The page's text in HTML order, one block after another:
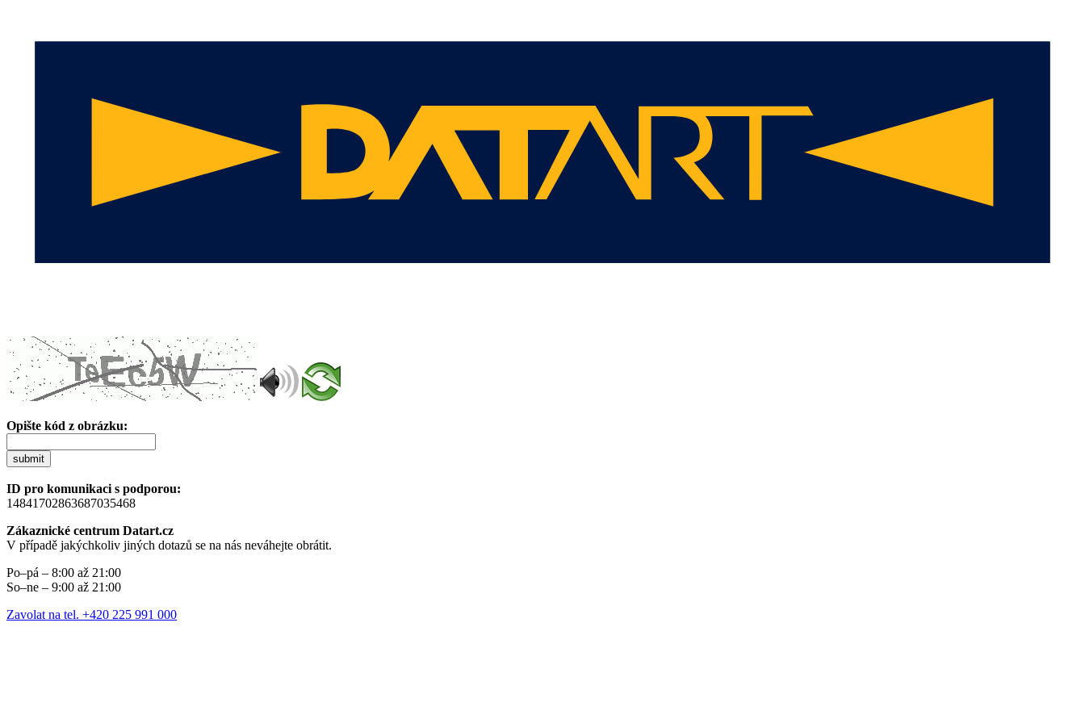
Opište kód z obrázku:
submit
ID pro komunikaci s podporou:
14841702863687035468
Zákaznické centrum Datart.cz
V případě jakýchkoliv jiných dotazů se na nás neváhejte obrátit.
Po–pá – 8:00 až 21:00
So–ne – 9:00 až 21:00
Zavolat na tel. +420 225 991 000